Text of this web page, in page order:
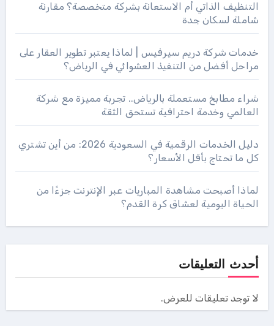
التنظيف الذاتي أم الاستعانة بشركة متخصصة؟ مقارنة
شاملة لسكان جدة
خدمات شركة دريم سيرفيس | لماذا يعتبر تطوير العقار على
مراحل أفضل من التنفيذ العشوائي في الرياض؟
شراء مطابخ مستعملة بالرياض.. تجربة مميزة مع شركة
العالمي وخدمة احترافية تستحق الثقة
دليل الخدمات الرقمية في السعودية 2026: من أين تشتري
كل ما تحتاج بأقل الأسعار؟
لماذا أصبحت مشاهدة المباريات عبر الإنترنت جزءًا من
الحياة اليومية لعشاق كرة القدم؟
أحدث التعليقات
لا توجد تعليقات للعرض.